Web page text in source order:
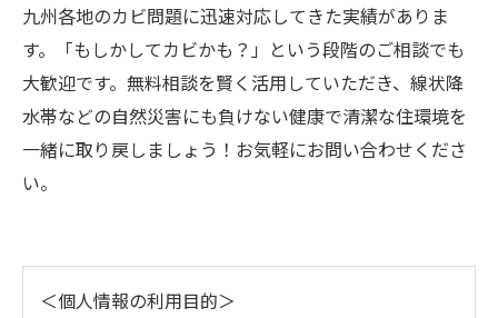
九州各地のカビ問題に迅速対応してきた実績がありま
す。「もしかしてカビかも？」という段階のご相談でも
大歓迎です。無料相談を賢く活用していただき、線状降
水帯などの自然災害にも負けない健康で清潔な住環境を
一緒に取り戻しましょう！お気軽にお問い合わせくださ
い。
＜個人情報の利用目的＞